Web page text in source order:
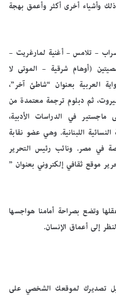
وأشياء أخرى أكثر وأعمق بهجة
– تلامس – أغنية لمارغريت –
(أوهام شرقية – الموتى لا
العربية بعنوان “شاطئ آخر”،
ثم دبلوم ترجمة معتمدة من
ماجستير في الدراسات الأدبية،
اللبنانية. وهي عضو نقابة
في مصر. ونائب رئيس التحرير
موقع ثقافي إلكتروني بعنوان ”
وتضع بصراحة أمامنا هواجسها
إلى أعماق الإنسان.
تصديرك لموقعك الشخصي على